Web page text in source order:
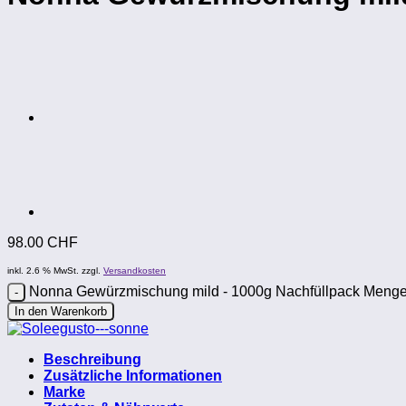
98.00 CHF
inkl. 2.6 % MwSt. zzgl. Versandkosten
Nonna Gewürzmischung mild - 1000g Nachfüllpack
In den Warenkorb
Beschreibung
Zusätzliche Informationen
Marke